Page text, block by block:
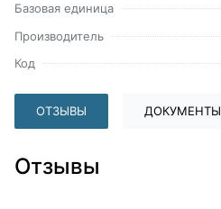
Базовая единица
Производитель
Код
ОТЗЫВЫ ДОКУМЕНТЫ
Отзывы